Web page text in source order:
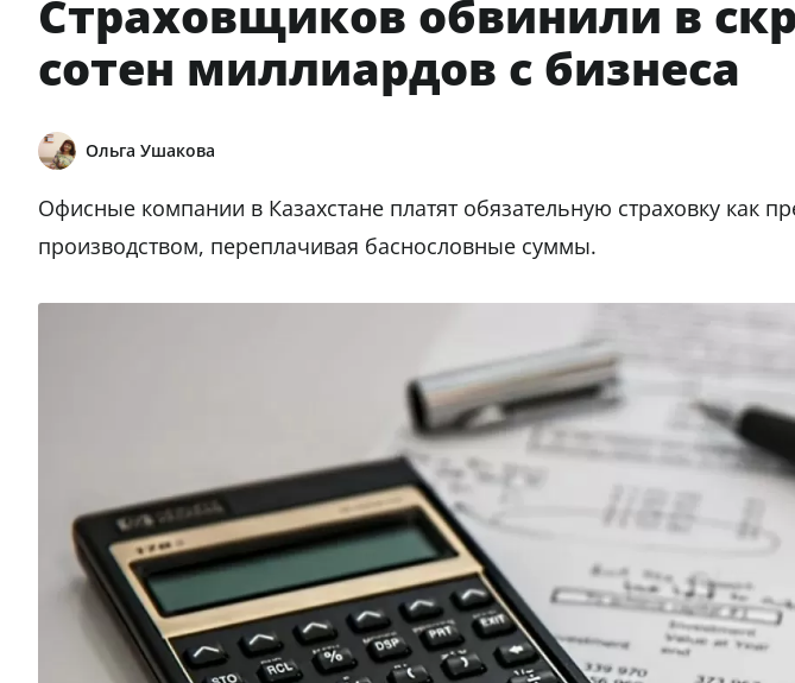
Страховщиков обвинили в
сотен миллиардов с бизнеса
Ольга Ушакова
Офисные компании в Казахстане платят обязательную страховку как
производством, переплачивая баснословные суммы.